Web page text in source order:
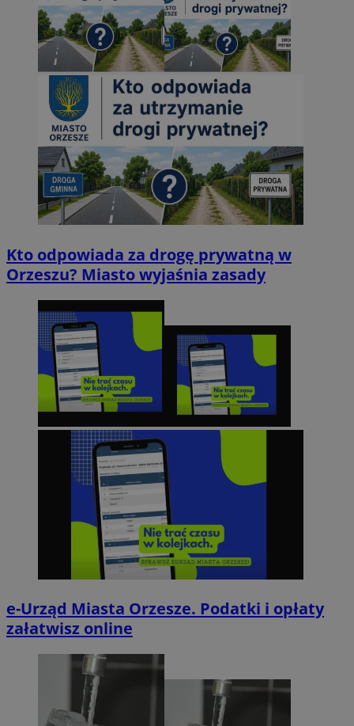
Kto odpowiada za drogę prywatną w
Orzeszu? Miasto wyjaśnia zasady
e-Urząd Miasta Orzesze. Podatki i opłaty
załatwisz online